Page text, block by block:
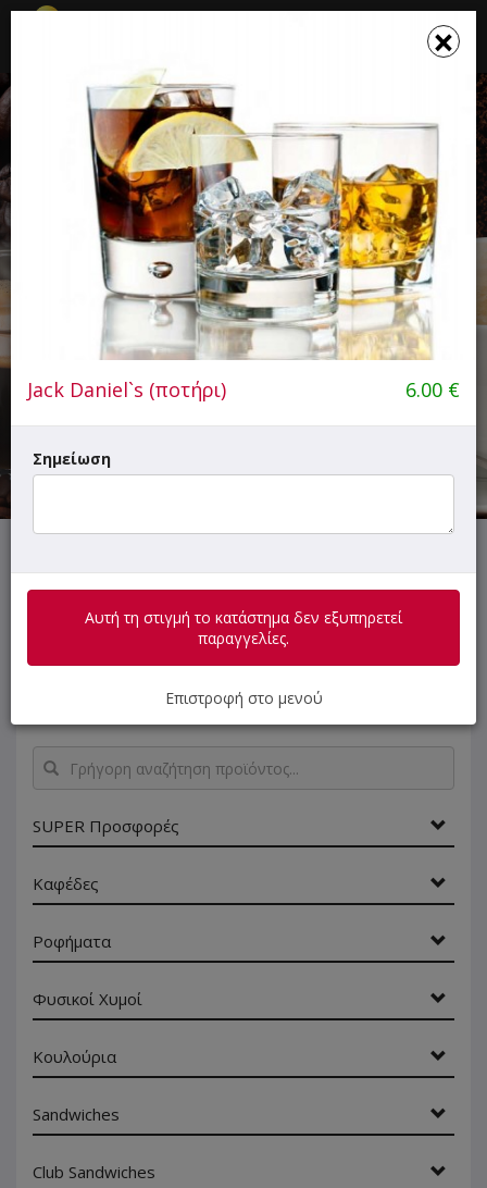
☰
ΑΥΛΗ
Καφές, Fast Food, Παγωτό - Γλυκό
1.50
ΠΛΗΡΟΦΟΡΙΕΣ
Γρήγορη
αναζήτηση
προϊόντος...
SUPER Προσφορές
Καφέδες
Ροφήματα
Φυσικοί Χυμοί
Κουλούρια
Sandwiches
Club Sandwiches
×
Jack Daniel`s (ποτήρι) 6.00 €
Σημείωση
Αυτή τη στιγμή το κατάστημα δεν εξυπηρετεί
παραγγελίες.
Επιστροφή στο μενού
×